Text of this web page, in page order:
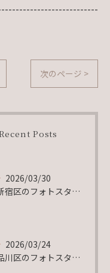
次のページ >
Posts
2026/03/30
新宿区のフォトスタジオ撮影で失敗しない選び方と料金相場徹底ガイド
2026/03/24
品川区のフォトスタジオで七五三から家族写真まで記念撮影！人気撮影プランと料金